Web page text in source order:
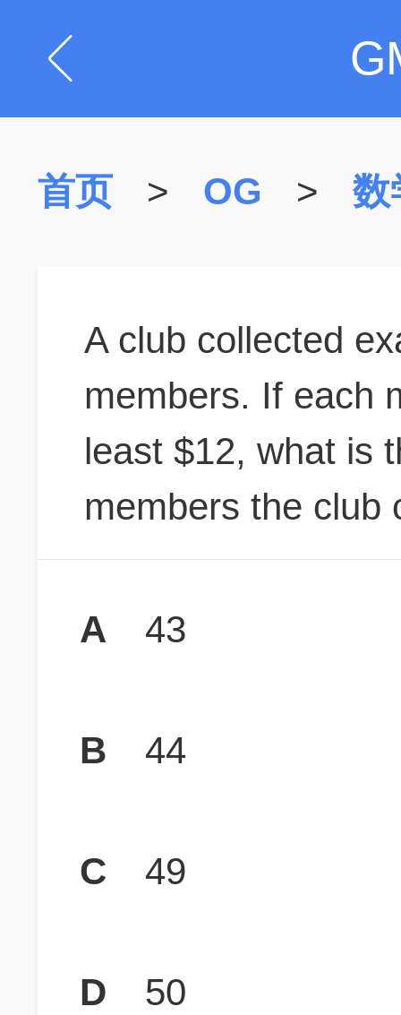
首页 > OG > 数
A club collected
members. If each
least $12, what is
members the club
A 43
B 44
C 49
D 50